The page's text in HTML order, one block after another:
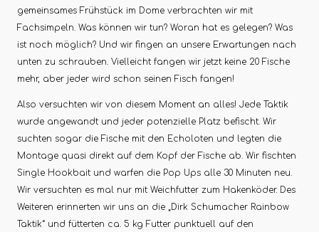
gemeinsames Frühstück im Dome verbrachten wir mit
Fachsimpeln. Was können wir tun? Woran hat es gelegen? Was
ist noch möglich? Und wir fingen an unsere Erwartungen nach
unten zu schrauben. Vielleicht fangen wir jetzt keine 20 Fische
mehr, aber jeder wird schon seinen Fisch fangen!
Also versuchten wir von diesem Moment an alles! Jede Taktik
wurde angewandt und jeder potenzielle Platz befischt. Wir
suchten sogar die Fische mit den Echoloten und legten die
Montage quasi direkt auf dem Kopf der Fische ab. Wir fischten
Single Hookbait und warfen die Pop Ups alle 30 Minuten neu.
Wir versuchten es mal nur mit Weichfutter zum Hakenköder. Des
Weiteren erinnerten wir uns an die „Dirk Schumacher Rainbow
Taktik“ und fütterten ca. 5 kg Futter punktuell auf den